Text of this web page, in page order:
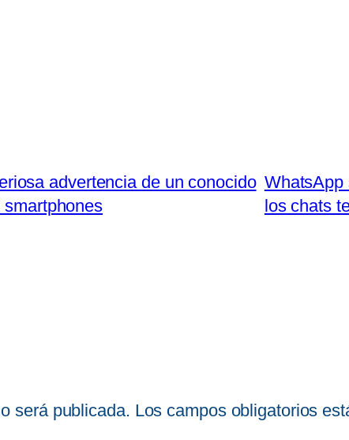
advertencia de un conocido WhatsApp
los chats
será publicada. Los campos obligatorios